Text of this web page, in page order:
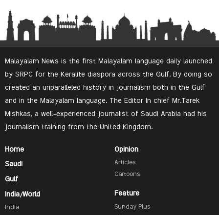
Malayalam News is the first Malayalam language daily launched
by SRPC for the Keralite diaspora across the Gulf. By doing so
created an unparalleled history in journalism both in the Gulf
and in the Malayalam language. The Editor In chief Mr.Tarek
Mishkas, a well-experienced journalist of Saudi Arabia had his
journalism training from the United Kingdom.
Home
Saudi
Gulf
India/World
India
Opinion
Articles
Cartoons
Feature
Sunday Plus